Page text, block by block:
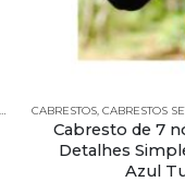
,PE – CABRESTOS - 7
CABRESTOS CABRESTOS
Cabresto de 7
Detalhes
Azul